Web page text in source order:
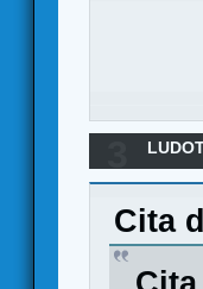
Cita